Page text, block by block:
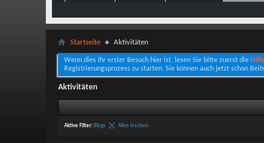
Startseite Aktivitäten
Wenn dies Ihr erster Besuch hier ist, lesen Sie bitte zuerst die
Registrierungsprozess zu starten. Sie können auch jetzt schon
Aktivitäten
Aktive Filter: Blogs Alles löschen